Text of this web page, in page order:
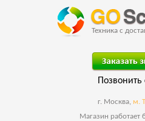
Техника с
Позвонить
г. Москва, м.
Магазин работает